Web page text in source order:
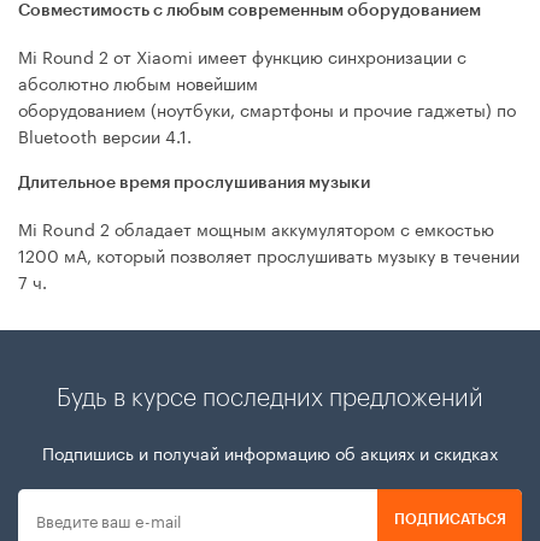
Совместимость с любым современным оборудованием
Mi Rоund 2 от Xiaomi имеет функцию синхронизации с
абсолютно любым новейшим
оборудованием (ноутбуки, смартфоны и прочие гаджеты) по
Bluetooth версии 4.1.
Длительное время прослушивания музыки
Mi Round 2 обладает мощным аккумулятором с емкостью
1200 мА, который позволяет прослушивать музыку в течении
7 ч.
Будь в курсе последних предложений
Подпишись и получай информацию об акциях и скидках
ПОДПИСАТЬСЯ